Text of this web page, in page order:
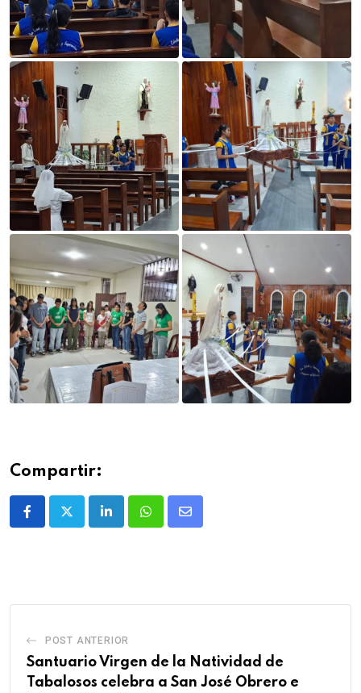
Compartir:
POST ANTERIOR
Santuario Virgen de la Natividad de
Tabalosos celebra a San José Obrero e